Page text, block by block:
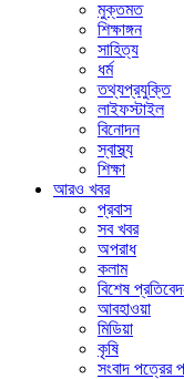
মুক্তমত
শিক্ষাঙ্গন
সাহিত্য
ধর্ম
তথ্যপ্রযুক্তি
লাইফস্টাইল
বিনোদন
স্বাস্থ্য
শিক্ষা
আরও খবর
প্রবাস
সব খবর
অপরাধ
কলাম
বিশেষ
আবহাওয়া
মিডিয়া
কৃষি
সংবাদ পত্রের